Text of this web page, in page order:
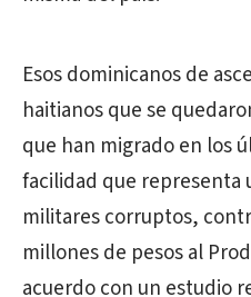
Esos dominicanos de
haitianos que se
que han migrado en los
facilidad que representa
militares corruptos,
millones de pesos al
acuerdo con un estudio